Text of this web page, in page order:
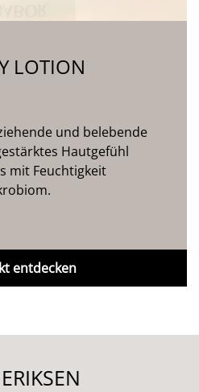
LOTION
und belebende
Hautgefühl
mit Feuchtigkeit
entdecken